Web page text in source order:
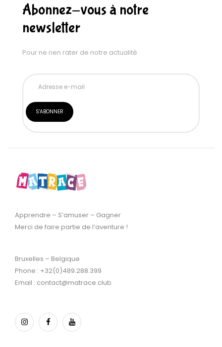
Abonnez-vous à notre
newsletter
Pour ne rien rater de notre actualité
Apprendre – S’amuser – Gagner
Merci de faire partie de l’aventure !
Bruxelles – Belgique
Phone : +32(0)489.288.399
Email : contact@matrace.club